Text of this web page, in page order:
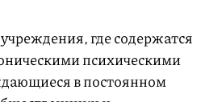
где содержатся
психическими
в постоянном